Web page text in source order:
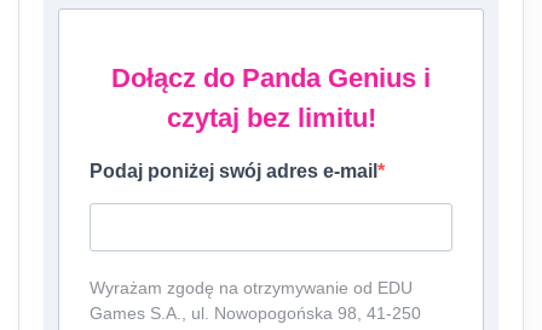
Dołącz do Panda Genius i
czytaj bez limitu!
Podaj poniżej swój adres e-mail
Wyrażam zgodę na otrzymywanie od EDU
Games S.A., ul. Nowopogońska 98, 41-250